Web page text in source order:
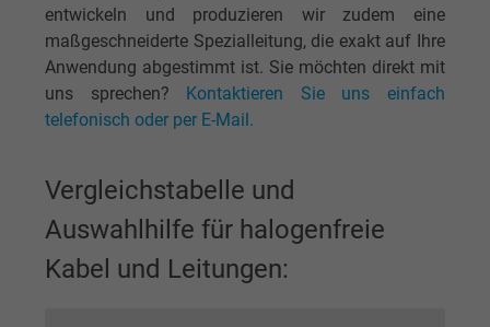
entwickeln und produzieren wir zudem eine
maßgeschneiderte Spezialleitung, die exakt auf Ihre
Anwendung abgestimmt ist. Sie möchten direkt mit
uns sprechen? Kontaktieren Sie uns einfach
telefonisch oder per E-Mail.
Vergleichstabelle und
Auswahlhilfe für halogenfreie
Kabel und Leitungen: